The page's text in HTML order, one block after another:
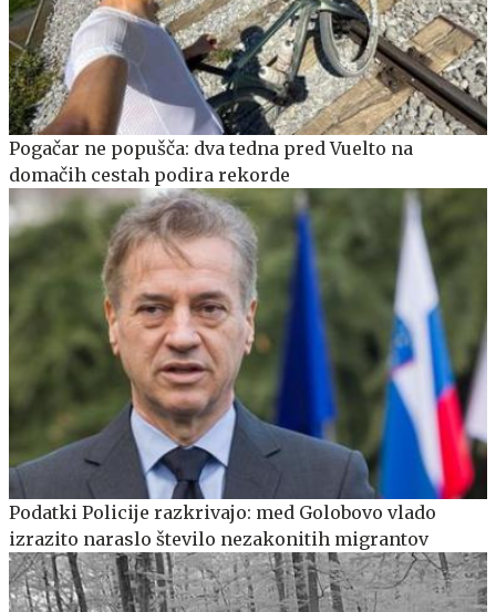
Pogačar ne popušča: dva tedna pred Vuelto na
domačih cestah podira rekorde
Podatki Policije razkrivajo: med Golobovo vlado
izrazito naraslo število nezakonitih migrantov